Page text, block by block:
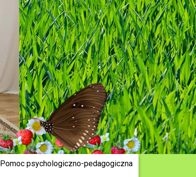
Pomoc psychologiczno-pedagogiczna